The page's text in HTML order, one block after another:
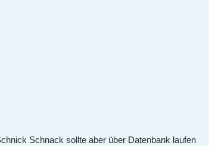
Schnack sollte aber über Datenbank laufen